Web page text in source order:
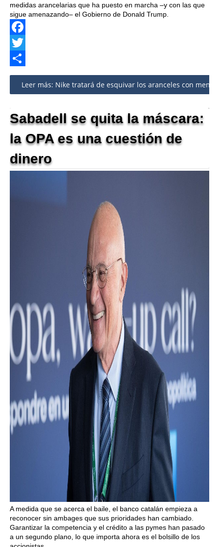
medidas arancelarias que ha puesto en marcha –y con las que
sigue amenazando– el Gobierno de Donald Trump.
Facebook
Twitter
Share
Leer más: Nike tratará de esquivar los aranceles con
Sabadell se quita la máscara:
la OPA es una cuestión de
dinero
A medida que se acerca el baile, el banco catalán empieza a
reconocer sin ambages que sus prioridades han cambiado.
Garantizar la competencia y el crédito a las pymes han pasado
a un segundo plano, lo que importa ahora es el bolsillo de los